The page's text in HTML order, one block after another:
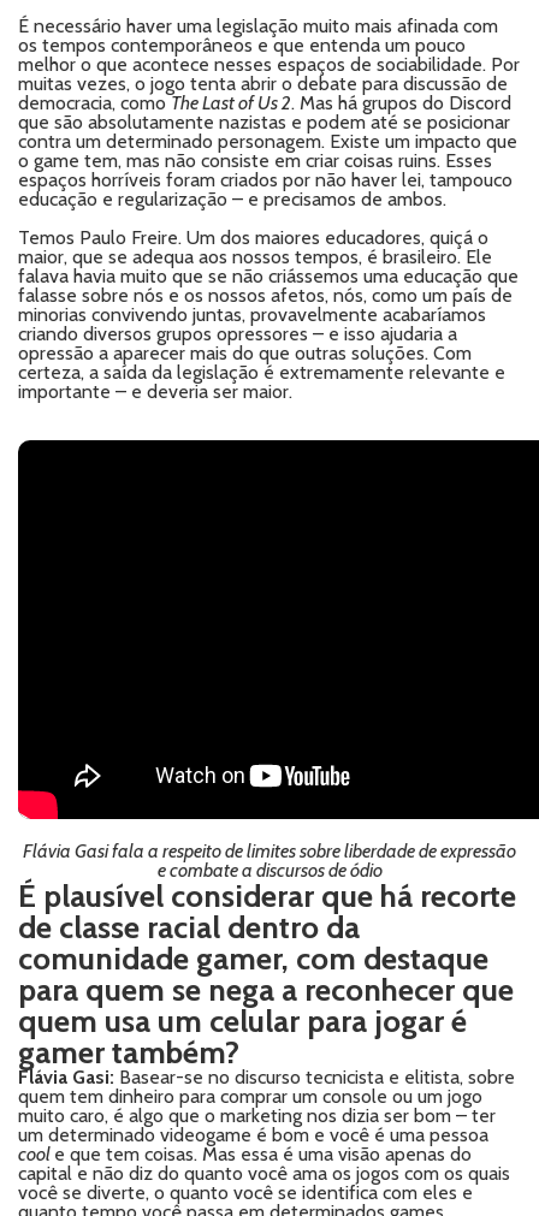
É necessário haver uma legislação muito mais afinada com
os tempos contemporâneos e que entenda um pouco
melhor o que acontece nesses espaços de sociabilidade. Por
muitas vezes, o jogo tenta abrir o debate para discussão de
democracia, comoThe Last of Us 2. Mas há grupos do Discord
que são absolutamente nazistas e podem até se posicionar
contra um determinado personagem. Existe um impacto que
o game tem, mas não consiste em criar coisas ruins. Esses
espaços horríveis foram criados por não haver lei, tampouco
educação e regularização – e precisamos de ambos.
Temos Paulo Freire. Um dos maiores educadores, quiçá o
maior, que se adequa aos nossos tempos, é brasileiro. Ele
falava havia muito que se não criássemos uma educação que
falasse sobre nós e os nossos afetos, nós, como um país de
minorias convivendo juntas, provavelmente acabaríamos
criando diversos grupos opressores – e isso ajudaria a
opressão a aparecer mais do que outras soluções. Com
certeza, a saída da legislação é extremamente relevante e
importante – e deveria ser maior.
Flávia Gasi fala a respeito de limites sobre liberdade de expressão
e combate a discursos de ódio
É plausível considerar que há recorte
de classe racial dentro da
comunidade gamer, com destaque
para quem se nega a reconhecer que
quem usa um celular para jogar é
gamer também?
Flávia Gasi: Basear-se no discurso tecnicista e elitista, sobre
quem tem dinheiro para comprar um console ou um jogo
muito caro, é algo que o marketing nos dizia ser bom – ter
um determinado videogame é bom e você é uma pessoa
cool e que tem coisas. Mas essa é uma visão apenas do
capital e não diz do quanto você ama os jogos com os quais
você se diverte, o quanto você se identifica com eles e